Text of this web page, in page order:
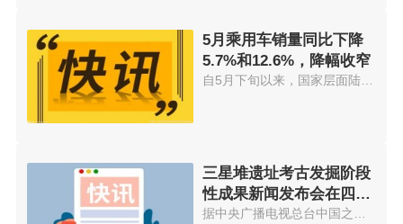
5月乘用车销量同比下降
5.7%和12.6%，降幅收窄
自5月下旬以来，国家层面陆续出...
三星堆遗址考古发掘阶段
性成果新闻发布会在四川
广汉召开